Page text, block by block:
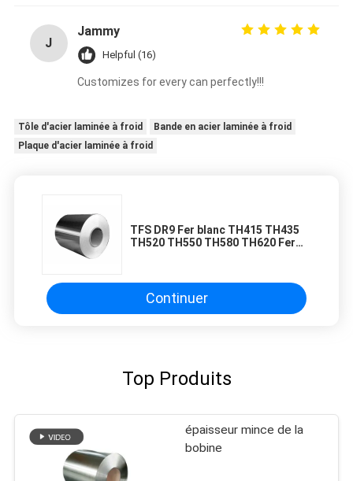
J
Jammy
Helpful (16)
Customizes for every can perfectly!!!
Tôle d'acier laminée à froid
Bande en acier laminée à froid
Plaque d'acier laminée à froid
TFS DR9 Fer blanc TH415 TH435
TH520 TH550 TH580 TH620 Fer
Continuer
Top Produits
épaisseur mince de la
bobine